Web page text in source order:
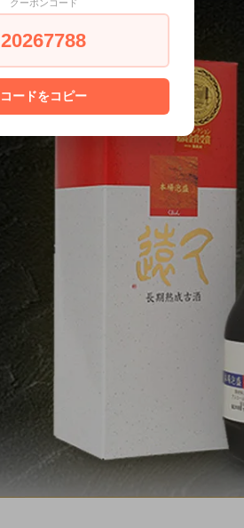
クーポンコード
20267788
コードをコピー